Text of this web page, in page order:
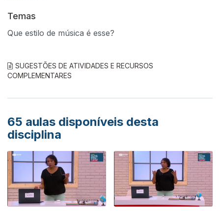
Temas
Que estilo de música é esse?
SUGESTÕES DE ATIVIDADES E RECURSOS
COMPLEMENTARES
65 aulas disponíveis desta
disciplina